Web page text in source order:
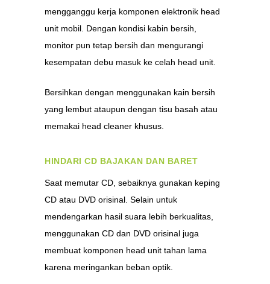
mengganggu kerja komponen elektronik head
unit mobil. Dengan kondisi kabin bersih,
monitor pun tetap bersih dan mengurangi
kesempatan debu masuk ke celah head unit.
Bersihkan dengan menggunakan kain bersih
yang lembut ataupun dengan tisu basah atau
memakai head cleaner khusus.
HINDARI CD BAJAKAN DAN BARET
Saat memutar CD, sebaiknya gunakan keping
CD atau DVD orisinal. Selain untuk
mendengarkan hasil suara lebih berkualitas,
menggunakan CD dan DVD orisinal juga
membuat komponen head unit tahan lama
karena meringankan beban optik.